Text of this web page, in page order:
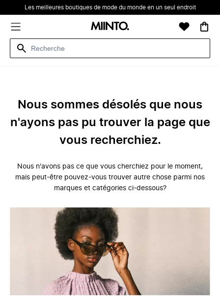
Les meilleures boutiques de mode du monde en un seul endroit
Nous sommes désolés que nous
n'ayons pas pu trouver la page que
vous recherchiez.
Nous n'avons pas ce que vous cherchiez pour le moment,
mais peut-être pouvez-vous trouver autre chose parmi nos
marques et catégories ci-dessous?